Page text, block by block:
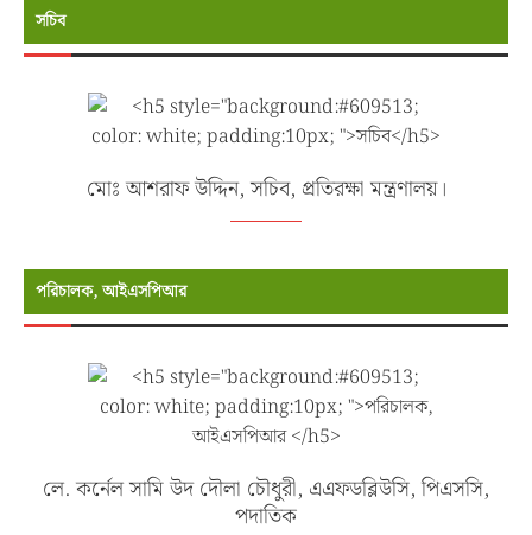
সচিব
মোঃ আশরাফ উদ্দিন, সচিব, প্রতিরক্ষা মন্ত্রণালয়।
পরিচালক, আইএসপিআর
লে. কর্নেল সামি উদ দৌলা চৌধুরী, এএফডব্লিউসি, পিএসসি,
পদাতিক